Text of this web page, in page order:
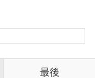
最後